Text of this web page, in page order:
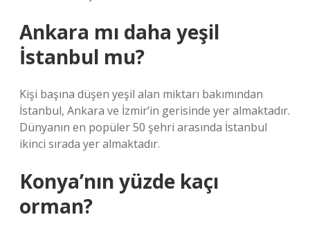
Ankara mı daha yeşil
İstanbul mu?
Kişi başına düşen yeşil alan miktarı bakımından
İstanbul, Ankara ve İzmir’in gerisinde yer almaktadır.
Dünyanın en popüler 50 şehri arasında İstanbul
ikinci sırada yer almaktadır.
Konya’nın yüzde kaçı
orman?